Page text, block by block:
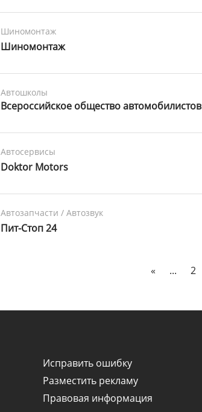
Шиномонтаж
Шиномонтаж
Автошколы
Всероссийское общество автомобилистов
Автосервисы
Doktor Motors
Автозапчасти / Автозвук
Пит-Стоп 24
« ... 2
Исправить ошибку
Разместить рекламу
Правовая информация